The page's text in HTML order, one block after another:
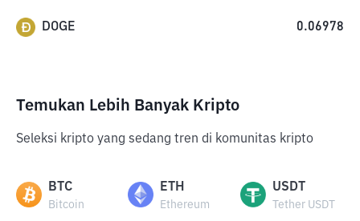
DOGE 0.06978
Temukan Lebih Banyak Kripto
Seleksi kripto yang sedang tren di komunitas kripto
BTC
Bitcoin
ETH
Ethereum
USDT
Tether USDT